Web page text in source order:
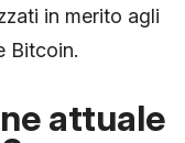
in merito agli
Bitcoin.
attuale